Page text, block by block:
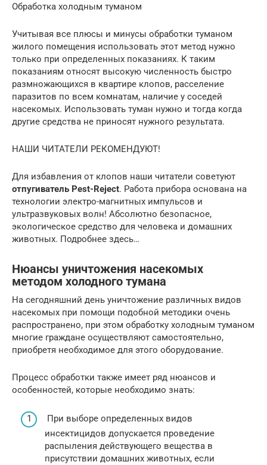
Обработка холодным туманом
Учитывая все плюсы и минусы обработки туманом
жилого помещения использовать этот метод нужно
только при определенных показаниях. К таким
показаниям относят высокую численность быстро
размножающихся в квартире клопов, расселение
паразитов по всем комнатам, наличие у соседей
насекомых. Использовать туман нужно и тогда когда
другие средства не приносят нужного результата.
НАШИ ЧИТАТЕЛИ РЕКОМЕНДУЮТ!
Для избавления от клопов наши читатели советуют
отпугиватель Pest-Reject. Работа прибора основана на
технологии электро-магнитных импульсов и
ультразвуковых волн! Абсолютно безопасное,
экологическое средство для человека и домашних
животных. Подробнее здесь…
Нюансы уничтожения насекомых
методом холодного тумана
На сегодняшний день уничтожение различных видов
насекомых при помощи подобной методики очень
распространено, при этом обработку холодным туманом
многие граждане осуществляют самостоятельно,
приобретя необходимое для этого оборудование.
Процесс обработки также имеет ряд нюансов и
особенностей, которые необходимо знать:
При выборе определенных видов
инсектицидов допускается проведение
распыления действующего вещества в
присутствии домашних животных, если